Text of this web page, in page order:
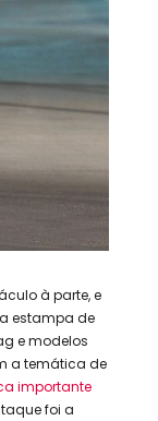
à parte, e
estampa de
e modelos
a temática de
importante
foi a